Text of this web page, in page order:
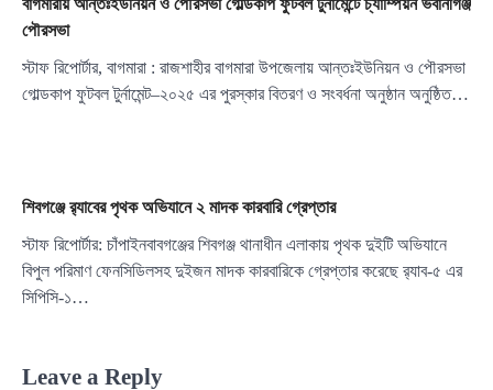
পৌরসভা
স্টাফ রিপোর্টার, বাগমারা : রাজশাহীর বাগমারা উপজেলায় আন্তঃইউনিয়ন ও পৌরসভা
গোল্ডকাপ ফুটবল টুর্নামেন্ট–২০২৫ এর পুরস্কার বিতরণ ও সংবর্ধনা অনুষ্ঠান অনুষ্ঠিত…
শিবগঞ্জে র‍্যাবের পৃথক অভিযানে ২ মাদক কারবারি গ্রেপ্তার
স্টাফ রিপোর্টার: চাঁপাইনবাবগঞ্জের শিবগঞ্জ থানাধীন এলাকায় পৃথক দুইটি অভিযানে
বিপুল পরিমাণ ফেনসিডিলসহ দুইজন মাদক কারবারিকে গ্রেপ্তার করেছে র‍্যাব-৫ এর
সিপিসি-১…
Leave a Reply